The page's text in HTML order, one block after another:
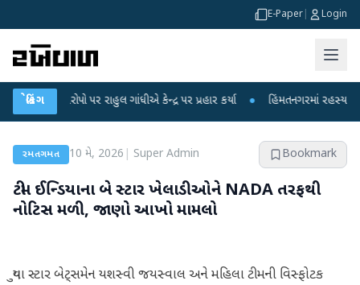
E-Paper Login
બ્રેકિંગ
આરોપો પર રાહુલ ગાંધીએ કેન્દ્ર પર પ્રહાર કર્યા ● હિંમતનગરમાં રહસ્યમય વાયરસ કે
રમતગમત 10 મે, 2026 Super Admin Bookmark
ટીમ ઈન્ડિયાના બે સ્ટાર ખેલાડીઓને NADA તરફથી
નોટિસ મળી, જાણો આખો મામલો
યુવા સ્ટાર બેટ્સમેન યશસ્વી જયસ્વાલ અને મહિલા ટીમની વિસ્ફોટક